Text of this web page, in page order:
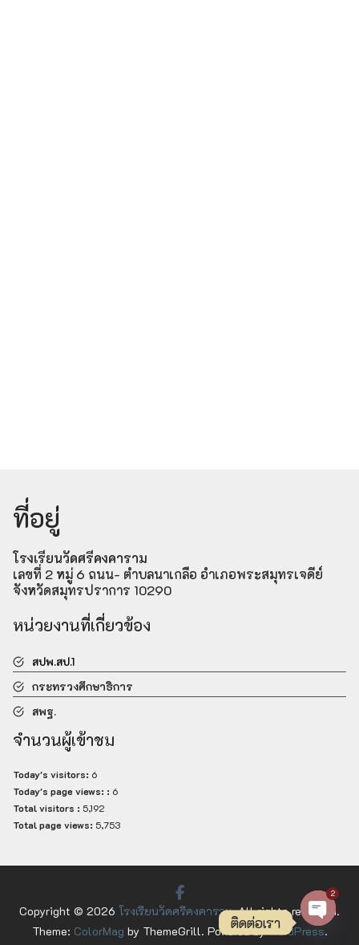
ที่อยู่
โรงเรียนวัดศรีคงคาราม
เลขที่ 2 หมู่ 6 ถนน- ตำบลนาเกลือ อำเภอพระสมุทรเจดีย์
จังหวัดสมุทรปราการ 10290
หน่วยงานที่เกี่ยวข้อง
สปพ.สป.1
กระทรวงศึกษาธิการ
สพฐ.
จำนวนผู้เข้าชม
Today's visitors: 6
Today's page views: : 6
Total visitors : 5,192
Total page views: 5,753
Copyright © 2026 โรงเรียนวัดศรีคงคาราม. All rights reserved.
Theme: ColorMag by ThemeGrill. Powered byWordPress.
ติดต่อเรา